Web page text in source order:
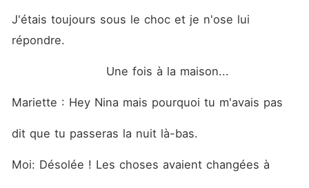
J'étais toujours sous le choc et je n'ose lui
répondre.
                       Une fois à la maison...
Mariette : Hey Nina mais pourquoi tu m'avais pas
dit que tu passeras la nuit là-bas.
Moi: Désolée ! Les choses avaient changées à